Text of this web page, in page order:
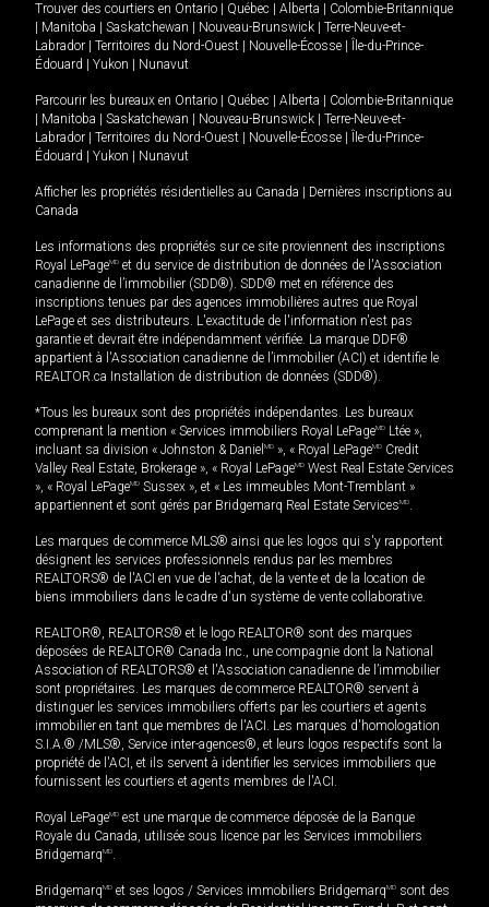
Trouver des courtiers en Ontario Québec Alberta
Colombie-Britannique
Manitoba Saskatchewan Nouveau-Brunswick
Terre-Neuve-et-
Labrador
Territoires du Nord-Ouest Nouvelle-Écosse
Île-du-Prince-
Édouard
Yukon Nunavut
Parcourir les bureaux en Ontario Québec Alberta
Colombie-Britannique
Manitoba Saskatchewan Nouveau-Brunswick
Terre-Neuve-et-
Labrador
Territoires du Nord-Ouest Nouvelle-Écosse
Île-du-Prince-
Édouard
Yukon Nunavut
Afficher les propriétés résidentielles au Canada
Dernières inscriptions au
Canada
Les informations des propriétés sur ce site proviennent des inscriptions
Royal LePageMD et du service de distribution de données de l'Association
canadienne de l’immobilier (SDD®). SDD® met en référence des
inscriptions tenues par des agences immobilières autres que Royal
LePage et ses distributeurs. L'exactitude de l'information n'est pas
garantie et devrait être indépendamment vérifiée. La marque DDF®
appartient à l'Association canadienne de l’immobilier (ACI) et identifie le
REALTOR.ca Installation de distribution de données (SDD®).
*Tous les bureaux sont des propriétés indépendantes. Les bureaux
comprenant la mention « Services immobiliers Royal LePageMD Ltée »,
incluant sa division « Johnston & Daniel MD », « Royal LePageMD Credit
Valley Real Estate, Brokerage », « Royal LePageMD West Real Estate Services
», « Royal LePageMD Sussex », et « Les immeubles Mont-Tremblant »
appartiennent et sont gérés par Bridgemarq Real Estate ServicesMD.
Les marques de commerce MLS® ainsi que les logos qui s'y rapportent
désignent les services professionnels rendus par les membres
REALTORS® de l'ACI en vue de l'achat, de la vente et de la location de
biens immobiliers dans le cadre d'un système de vente collaborative.
REALTOR®, REALTORS® et le logo REALTOR® sont des marques
déposées de REALTOR® Canada Inc., une compagnie dont la National
Association of REALTORS® et l'Association canadienne de l’immobilier
sont propriétaires. Les marques de commerce REALTOR® servent à
distinguer les services immobiliers offerts par les courtiers et agents
immobilier en tant que membres de l'ACI. Les marques d'homologation
S.I.A.® /MLS®, Service inter-agences®, et leurs logos respectifs sont la
propriété de l'ACI, et ils servent à identifier les services immobiliers que
fournissent les courtiers et agents membres de l'ACI.
Royal LePageMD est une marque de commerce déposée de la Banque
Royale du Canada, utilisée sous licence par les Services immobiliers
BridgemarqMD.
BridgemarqMD et ses logos / Services immobiliers BridgemarqMD sont des